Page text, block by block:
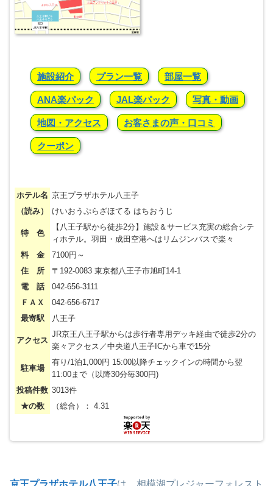
施設紹介 プラン一覧 部屋一覧
ANA楽パック JAL楽パック 写真・動画
地図・アクセス お客さまの声・口コミ
クーポン
ホテル名 京王プラザホテル八王子
（読み）
けいおうぷらざほてる はちおうじ
特 色
【八王子駅から徒歩2分】施設＆サービス充実の総合シテ
ィホテル。羽田・成田空港へはリムジンバスで楽々
料 金
7100円～
住 所
〒192-0083 東京都八王子市旭町14-1
電 話
042-656-3111
ＦＡＸ
042-656-6717
最寄駅
八王子
アクセス
JR京王八王子駅からは歩行者専用デッキ経由で徒歩2分の
楽々アクセス／中央道八王子ICから車で15分
駐車場
有り/1泊1,000円 15:00以降チェックインの時間から翌
11:00まで（以降30分毎300円)
投稿件数 3013件
★の数
（総合）： 4.31
京王プラザホテル八王子は、相模湖プレジャーフォレスト